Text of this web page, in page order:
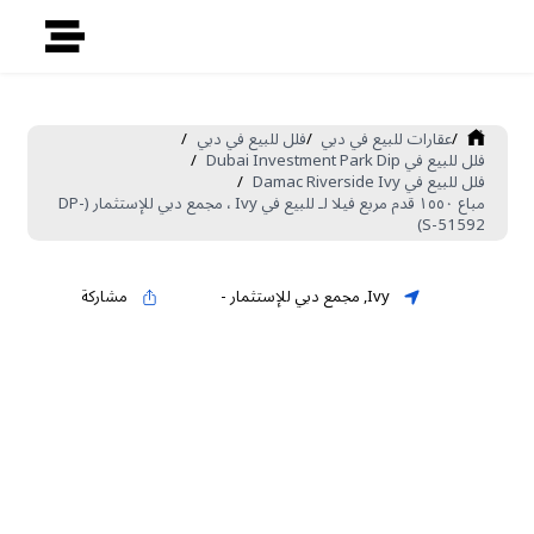
/عقارات للبيع في دبي /فلل للبيع في دبي /
فلل للبيع في Dubai Investment Park Dip /
فلل للبيع في Damac Riverside Ivy /
مباع ١٥٥٠ قدم مربع فيلا لـ للبيع في Ivy ، مجمع دبي للإستثمار (DP-
S-51592)
Ivy
,مجمع دبي للإستثمار- مشاركة